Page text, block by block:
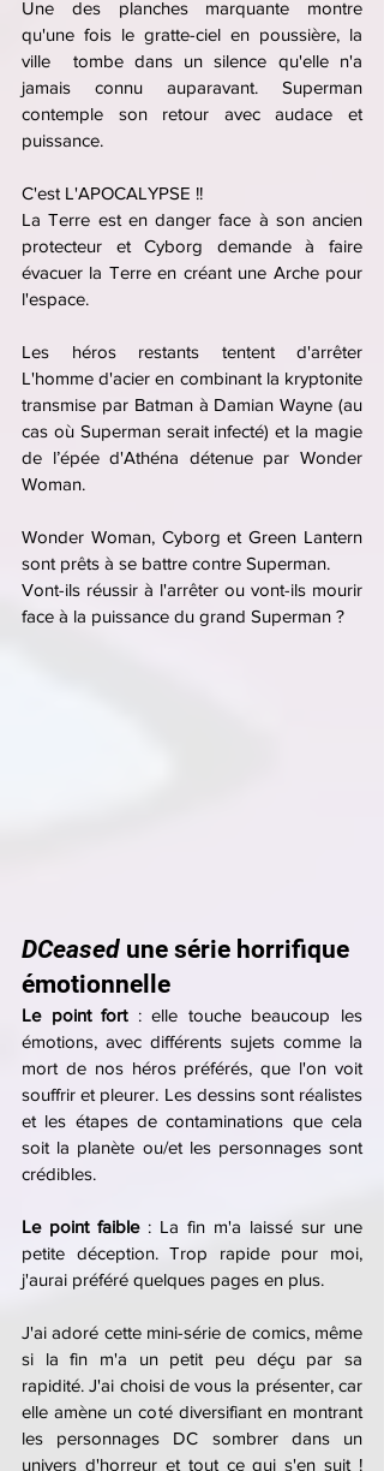
Une des planches marquante montre
qu'une fois le gratte-ciel en poussière, la
ville  tombe dans un silence qu'elle n'a
jamais connu auparavant. Superman
contemple son retour avec audace et
puissance.
C'est L'APOCALYPSE !!
La Terre est en danger face à son ancien
protecteur et Cyborg demande à faire
évacuer la Terre en créant une Arche pour
l'espace.
Les héros restants tentent d'arrêter
L'homme d'acier en combinant la kryptonite
transmise par Batman à Damian Wayne (au
cas où Superman serait infecté) et la magie
de l’épée d'Athéna détenue par Wonder
Woman.
Wonder Woman, Cyborg et Green Lantern
sont prêts à se battre contre Superman.
Vont-ils réussir à l'arrêter ou vont-ils mourir
face à la puissance du grand Superman ?
DCeased une série horrifique
émotionnelle
Le point fort : elle touche beaucoup les
émotions, avec différents sujets comme la
mort de nos héros préférés, que l'on voit
souffrir et pleurer. Les dessins sont réalistes
et les étapes de contaminations que cela
soit la planète ou/et les personnages sont
crédibles.
Le point faible : La fin m'a laissé sur une
petite déception. Trop rapide pour moi,
j'aurai préféré quelques pages en plus.
J'ai adoré cette mini-série de comics, même
si la fin m'a un petit peu déçu par sa
rapidité. J'ai choisi de vous la présenter, car
elle amène un coté diversifiant en montrant
les personnages DC sombrer dans un
univers d'horreur et tout ce qui s'en suit !